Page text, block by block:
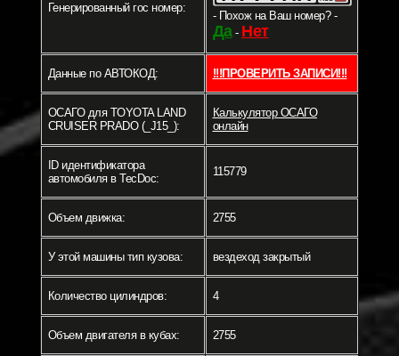
Генерированный гос номер:
- Похож на Ваш номер? -
Да- Нет
Данные по АВТОКОД: !!!ПРОВЕРИТЬ ЗАПИСИ!!!
ОСАГО для TOYOTA LAND
CRUISER PRADO (_J15_):
Калькулятор ОСАГО
онлайн
ID идентификатора
автомобиля в TecDoc:
115779
Объем движка: 2755
У этой машины тип кузова: вездеход закрытый
Количество цилиндров: 4
Объем двигателя в кубах: 2755